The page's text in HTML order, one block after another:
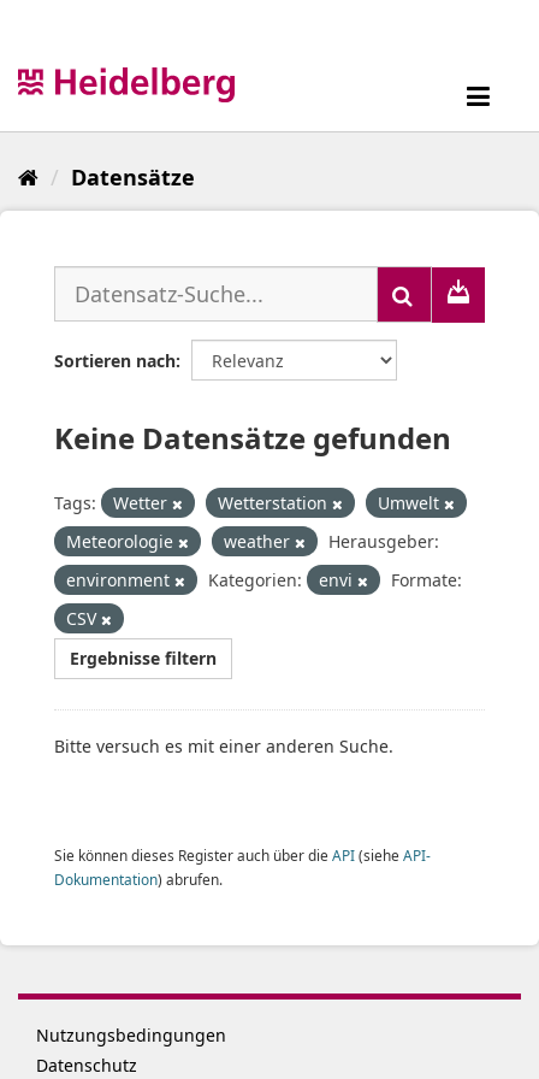
Datensätze
Sortieren nach
Keine Datensätze gefunden
Tags: Wetter Wetterstation
Umwelt
Meteorologie
weather
Herausgeber:
environment
Kategorien: envi
Formate:
CSV
Ergebnisse filtern
Bitte versuch es mit einer anderen Suche.
Sie können dieses Register auch über die API(siehe API-
Dokumentation) abrufen.
Nutzungsbedingungen
Datenschutz